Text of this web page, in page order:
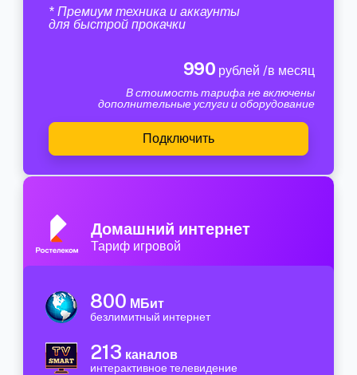
* Премиум техника и аккаунты
для быстрой прокачки
990 рублей /в месяц
В стоимость тарифа не включены
дополнительные услуги и оборудование
Подключить
Домашний интернет
Тариф игровой
800 МБит
безлимитный интернет
213 каналов
интерактивное телевидение